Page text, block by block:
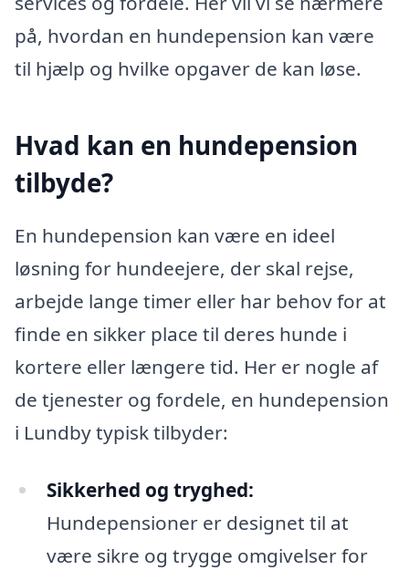
på, hvordan en hundepension kan være
til hjælp og hvilke opgaver de kan løse.
Hvad kan en hundepension
tilbyde?
En hundepension kan være en ideel
løsning for hundeejere, der skal rejse,
arbejde lange timer eller har behov for at
finde en sikker place til deres hunde i
kortere eller længere tid. Her er nogle af
de tjenester og fordele, en hundepension
i Lundby typisk tilbyder:
Sikkerhed og tryghed:
Hundepensioner er designet til at
være sikre og trygge omgivelser for